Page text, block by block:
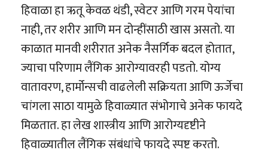
हिवाळा हा ऋतू केवळ थंडी, स्वेटर आणि गरम पेयांचा
नाही, तर शरीर आणि मन दोन्हींसाठी खास असतो. या
काळात मानवी शरीरात अनेक नैसर्गिक बदल होतात,
ज्याचा परिणाम लैंगिक आरोग्यावरही पडतो. योग्य
वातावरण, हार्मोन्सची वाढलेली सक्रियता आणि ऊर्जेचा
चांगला साठा यामुळे हिवाळ्यात संभोगाचे अनेक फायदे
मिळतात. हा लेख शास्त्रीय आणि आरोग्यदृष्टीने
हिवाळ्यातील लैंगिक संबंधांचे फायदे स्पष्ट करतो.